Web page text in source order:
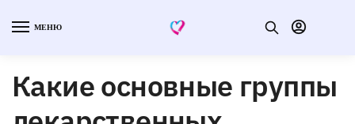
МЕНЮ
Какие основные группы